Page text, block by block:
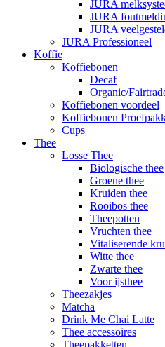
JURA
JURA
JURA
JURA Professioneel
Koffie
Koffiebonen
Decaf
Organic/
Koffiebonen voordeel
Koffiebonen
Cups
Thee
Losse Thee
Biologische thee
Groene thee
Kruiden thee
Rooibos thee
Theepotten
Vruchten thee
Vitaliserende
Witte thee
Zwarte thee
Voor ijsthee
Theezakjes
Matcha
Drink Me Chai Latte
Thee accessoires
Theepakketten